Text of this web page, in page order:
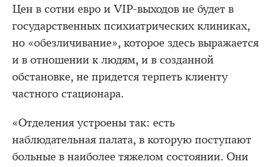
Цен в сотни евро и VIP-выходов не будет в
государственных психиатрических клиниках,
но «обезличивание», которое здесь выражается
и в отношении к людям, и в созданной
обстановке, не придется терпеть клиенту
частного стационара.
«Отделения устроены так: есть
наблюдательная палата, в которую поступают
больные в наиболее тяжелом состоянии. Они